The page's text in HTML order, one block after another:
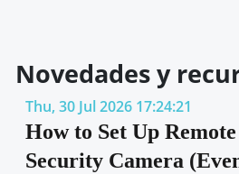
Novedades y
Thu, 30 Jul 2026 17:24:21
How to Set Up Remote
Security Camera